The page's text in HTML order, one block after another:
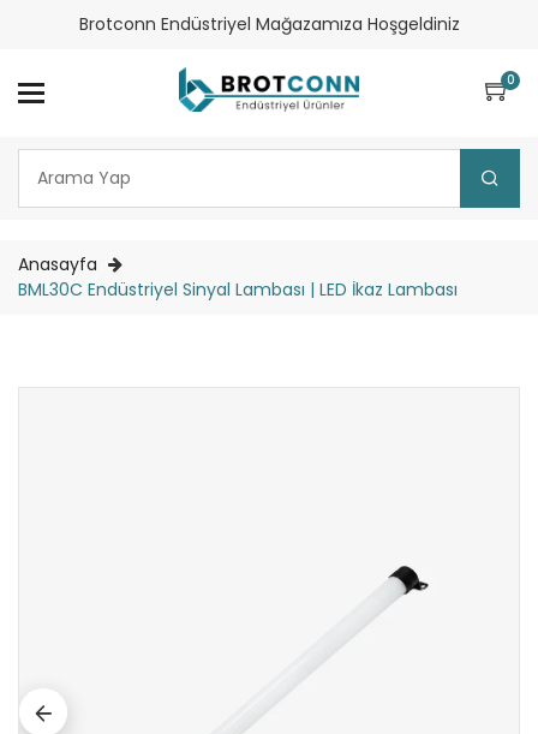
Brotconn Endüstriyel Mağazamıza Hoşgeldiniz
0
Anasayfa
BML30C Endüstriyel Sinyal Lambası | LED İkaz Lambası